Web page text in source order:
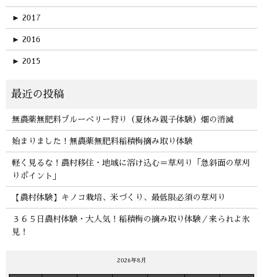
► 2017
► 2016
► 2015
無農薬無肥料ブルーベリー狩り（夏休み親子体験）畑の消滅
始まりました！無農薬無肥料稲積梅摘み取り体験
軽く見るな！農村移住・地域に溶け込む＝草刈り「急斜面の草刈
りポイント」
【農村体験】キノコ栽培、米づくり、最低限必須の草刈り
３６５日農村体験・大人気！稲積梅の摘み取り体験／来られよ氷
見！
2026年8月